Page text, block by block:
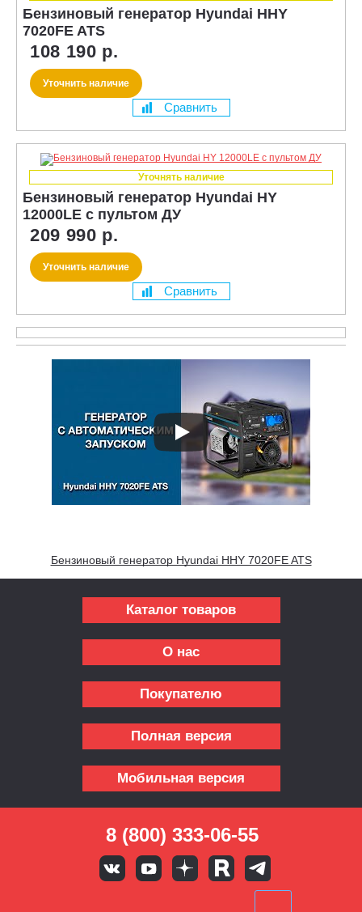
Бензиновый генератор Hyundai HHY
7020FE ATS
108 190 р.
Уточнить наличие
Сравнить
Уточнять наличие
Бензиновый генератор Hyundai HY
12000LE с пультом ДУ
209 990 р.
Уточнить наличие
Сравнить
Бензиновый генератор Hyundai HHY 7020FE ATS
Каталог товаров
О нас
Покупателю
Полная версия
Мобильная версия
8 (800) 333-06-55